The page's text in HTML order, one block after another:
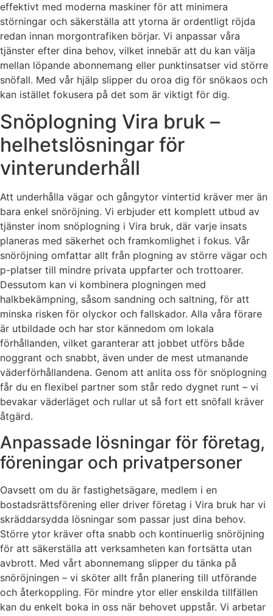
effektivt med moderna maskiner för att minimera
störningar och säkerställa att ytorna är ordentligt röjda
redan innan morgontrafiken börjar. Vi anpassar våra
tjänster efter dina behov, vilket innebär att du kan välja
mellan löpande abonnemang eller punktinsatser vid större
snöfall. Med vår hjälp slipper du oroa dig för snökaos och
kan istället fokusera på det som är viktigt för dig.
Snöplogning Vira bruk –
helhetslösningar för
vinterunderhåll
Att underhålla vägar och gångytor vintertid kräver mer än
bara enkel snöröjning. Vi erbjuder ett komplett utbud av
tjänster inom snöplogning i Vira bruk, där varje insats
planeras med säkerhet och framkomlighet i fokus. Vår
snöröjning omfattar allt från plogning av större vägar och
p-platser till mindre privata uppfarter och trottoarer.
Dessutom kan vi kombinera plogningen med
halkbekämpning, såsom sandning och saltning, för att
minska risken för olyckor och fallskador. Alla våra förare
är utbildade och har stor kännedom om lokala
förhållanden, vilket garanterar att jobbet utförs både
noggrant och snabbt, även under de mest utmanande
väderförhållandena. Genom att anlita oss för snöplogning
får du en flexibel partner som står redo dygnet runt – vi
bevakar väderläget och rullar ut så fort ett snöfall kräver
åtgärd.
Anpassade lösningar för företag,
föreningar och privatpersoner
Oavsett om du är fastighetsägare, medlem i en
bostadsrättsförening eller driver företag i Vira bruk har vi
skräddarsydda lösningar som passar just dina behov.
Större ytor kräver ofta snabb och kontinuerlig snöröjning
för att säkerställa att verksamheten kan fortsätta utan
avbrott. Med vårt abonnemang slipper du tänka på
snöröjningen – vi sköter allt från planering till utförande
och återkoppling. För mindre ytor eller enskilda tillfällen
kan du enkelt boka in oss när behovet uppstår. Vi arbetar